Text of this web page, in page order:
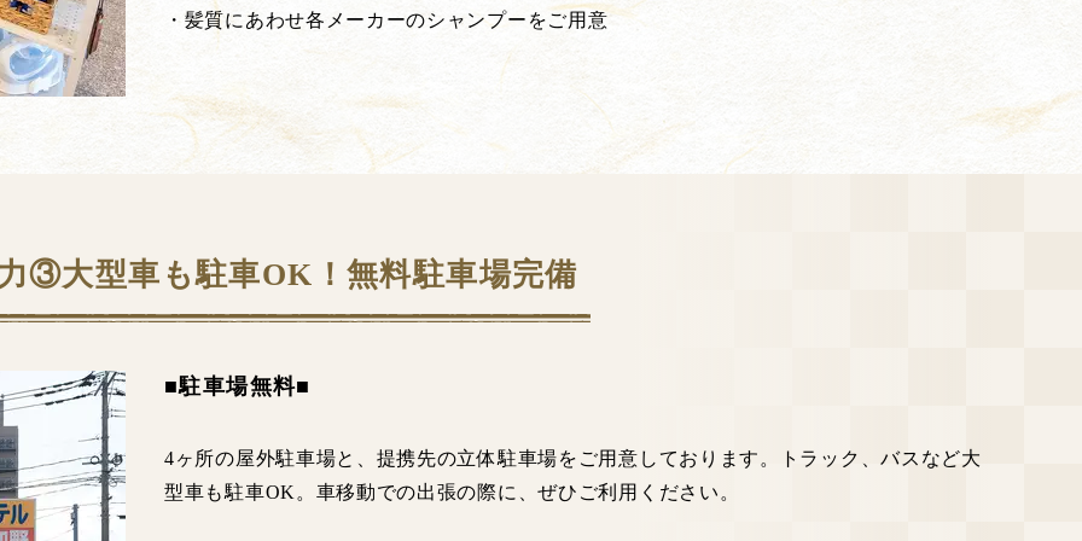
・髪質にあわせ各メーカーのシャンプーをご用意
③大型車も駐車OK！無料駐車場完備
■駐車場無料■
4ヶ所の屋外駐車場と、提携先の立体駐車場をご用意しております。トラック、バスなど大
型車も駐車OK。車移動での出張の際に、ぜひご利用ください。